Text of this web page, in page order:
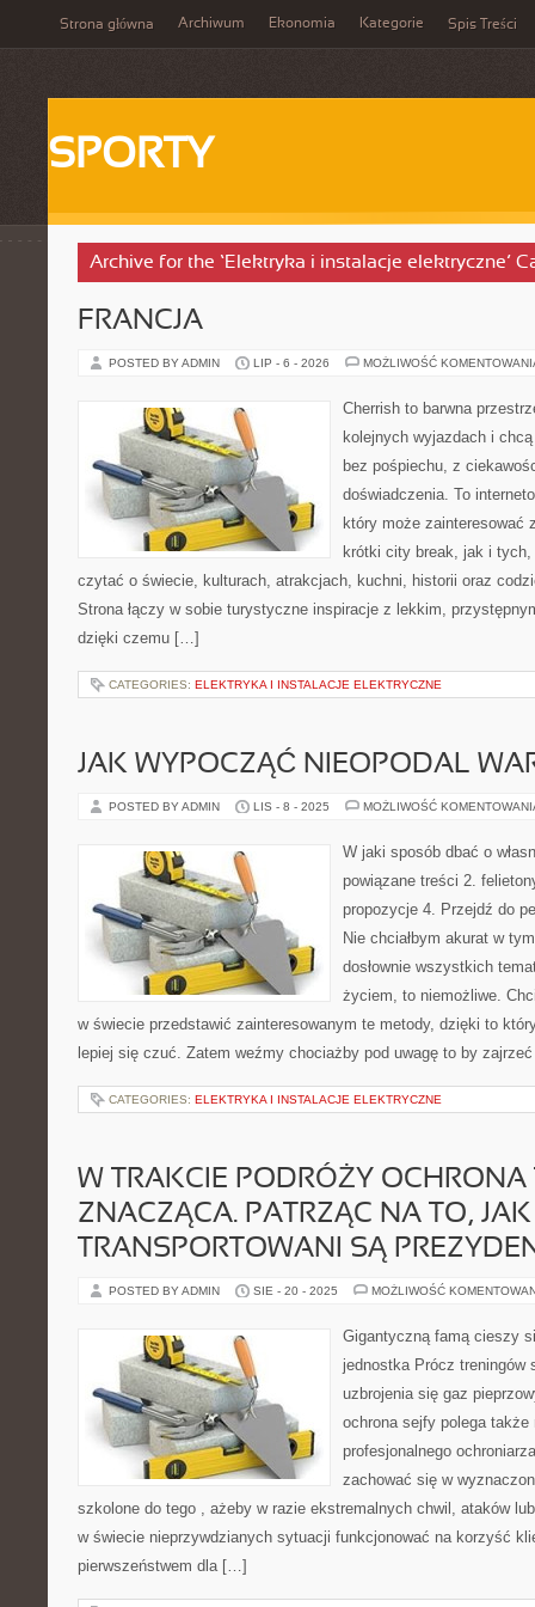
Strona główna Archiwum Ekonomia Kategorie Spis Treści
SPORTY
Archive for the ‘Elektryka i instalacje elektryczne’
FRANCJA
POSTED BY ADMIN LIP - 6 - 2026 MOŻLIWOŚĆ
Cherrish to barwna
kolejnych wyjazdach i
bez pośpiechu, z
doświadczenia. To
który może zainteresować
krótki city break, jak i
czytać o świecie, kulturach, atrakcjach, kuchni, historii oraz
Strona łączy w sobie turystyczne inspiracje z lekkim,
dzięki czemu […]
CATEGORIES: ELEKTRYKA I INSTALACJE ELEKTRYCZNE
JAK WYPOCZĄĆ NIEOPODAL
POSTED BY ADMIN LIS - 8 - 2025 MOŻLIWOŚĆ
W jaki sposób dbać o
powiązane treści 2.
propozycje 4. Przejdź do
Nie chciałbym akurat w
dosłownie wszystkich
życiem, to niemożliwe.
w świecie przedstawić zainteresowanym te metody, dzięki to
lepiej się czuć. Zatem weźmy chociażby pod uwagę to by
CATEGORIES: ELEKTRYKA I INSTALACJE ELEKTRYCZNE
W TRAKCIE PODRÓŻY OCHRONA
ZNACZĄCA. PATRZĄC NA TO, JAK
TRANSPORTOWANI SĄ
POSTED BY ADMIN SIE - 20 - 2025 MOŻLIWOŚĆ
Gigantyczną famą cieszy
jednostka Prócz treningów
uzbrojenia się gaz
ochrona sejfy polega także
profesjonalnego
zachować się w
szkolone do tego , ażeby w razie ekstremalnych chwil, ataków
w świecie nieprzywdzianych sytuacji funkcjonować na korzyść
pierwszeństwem dla […]